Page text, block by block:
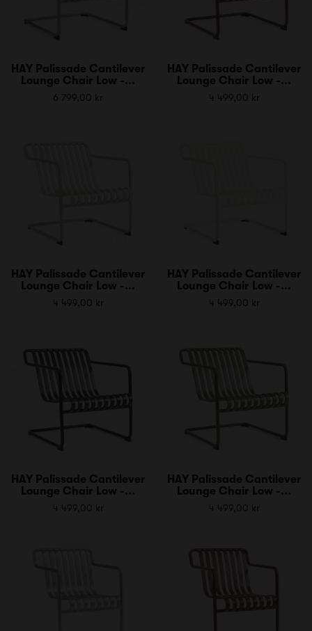
HAY Palissade Cantilever
Lounge Chair Low -...
6 799,00 kr
HAY Palissade Cantilever
Lounge Chair Low -...
4 499,00 kr
HAY Palissade Cantilever
Lounge Chair Low -...
4 499,00 kr
HAY Palissade Cantilever
Lounge Chair Low -...
4 499,00 kr
HAY Palissade Cantilever
Lounge Chair Low -...
4 499,00 kr
HAY Palissade Cantilever
Lounge Chair Low -...
4 499,00 kr